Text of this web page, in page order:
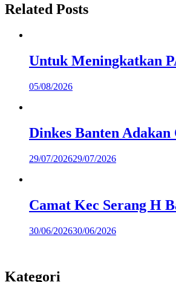
Related Posts
Untuk Meningkatkan
05/08/2026
Dinkes Banten
29/07/202629/07/2026
Camat Kec Serang H
30/06/202630/06/2026
Kategori